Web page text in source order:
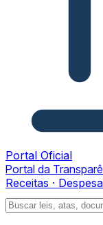
Portal Oficial
Portal da
Receitas ·